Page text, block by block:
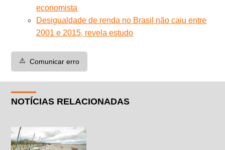
economista
Desigualdade de renda no Brasil não caiu entre
2001 e 2015, revela estudo
⚠️ Comunicar erro
NOTÍCIAS RELACIONADAS